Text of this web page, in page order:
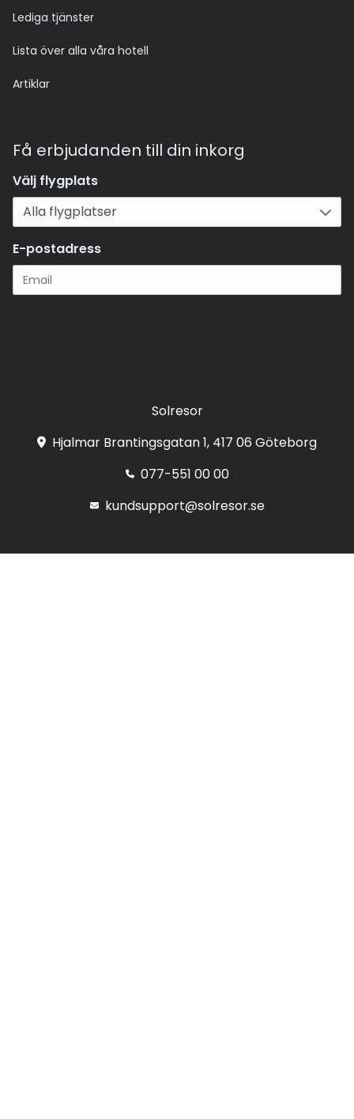
Lediga tjänster
Lista över alla våra hotell
Artiklar
Få erbjudanden till din inkorg
Välj flygplats
E-postadress
Solresor
Hjalmar Brantingsgatan 1, 417 06 Göteborg
077-551 00 00
kundsupport@solresor.se